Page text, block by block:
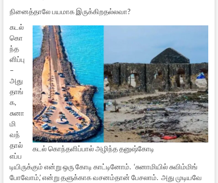
நினைத்தாலே பயமாக இருக்கிறதல்லவா?
கடல் கொந்தளிப்பால் அழிந்த தனுஷ்கோடி
கடல்
கொ
ந்த
ளிப்பு
–
அது
தாங்
க,
சுனா
மி
வந்
தால்
எப்ப
டியிருக்கும் என்று ஒரு கோடி காட்டினோம். ‘சுனாமியில் சுவிம்மிங்
போவோம்,’ என்று தளுக்காக வசனம்தான் பேசலாம். அது முடியவே